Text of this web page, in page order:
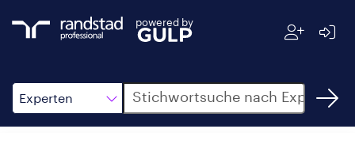
powered by
Experten
Suche